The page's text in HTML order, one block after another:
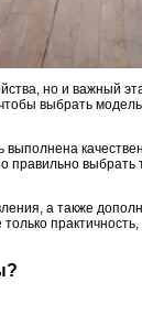
но и важный
выбрать
правильно
а также